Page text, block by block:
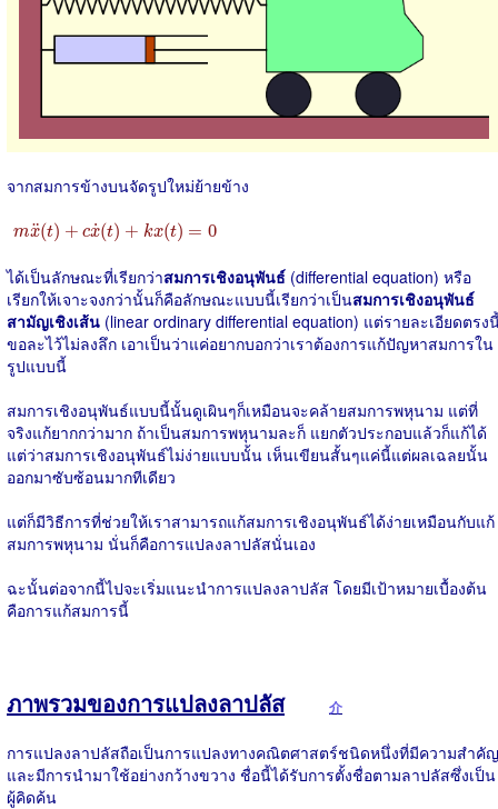
จากสมการข้างบนจัดรูปใหม่ย้ายข้าง
m¨
x(t) + c˙
x(t) + kx(t) = 0
mx¨(t)+ c ˙(t)+ x (t)=0
ได้เป็นลักษณะที่เรียกว่าสมการเชิงอนุพันธ์ (differential equation) หรือ
เรียกให้เจาะจงกว่านั้นก็คือลักษณะแบบนี้เรียกว่าเป็นสมการเชิงอนุพันธ์
สามัญเชิงเส้น (linear ordinary differential equation) แต่รายละเอียดตรง
ขอละไว้ไม่ลงลึก เอาเป็นว่าแค่อยากบอกว่าเราต้องการแก้ปัญหาสมการใน
รูปแบบนี้
สมการเชิงอนุพันธ์แบบนี้นั้นดูเผินๆก็เหมือนจะคล้ายสมการพหุนาม แต่ที่
จริงแก้ยากกว่ามาก ถ้าเป็นสมการพหุนามละก็ แยกตัวประกอบแล้วก็แก้ได้
แต่ว่าสมการเชิงอนุพันธ์ไม่ง่ายแบบนั้น เห็นเขียนสั้นๆแค่นี้แต่ผลเฉลยนั้น
ออกมาซับซ้อนมากทีเดียว
แต่ก็มีวิธีการที่ช่วยให้เราสามารถแก้สมการเชิงอนุพันธ์ได้ง่ายเหมือนกับแก้
สมการพหุนาม นั่นก็คือการแปลงลาปลัสนั่นเอง
ฉะนั้นต่อจากนี้ไปจะเริ่มแนะนำการแปลงลาปลัส โดยมีเป้าหมายเบื้องต้น
คือการแก้สมการนี้
ภาพรวมของการแปลงลาปลัส 介
การแปลงลาปลัสถือเป็นการแปลงทางคณิตศาสตร์ชนิดหนึ่งที่มีความสำคัญ
และมีการนำมาใช้อย่างกว้างขวาง ชื่อนี้ได้รับการตั้งชื่อตามลาปลัสซึ่งเป็น
ผู้คิดค้น